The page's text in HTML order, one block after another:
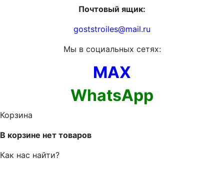
Почтовый ящик:
goststroiles@mail.ru
Мы в социальных сетях:
MAX
WhatsApp
Корзина
В корзине нет товаров
Как нас найти?